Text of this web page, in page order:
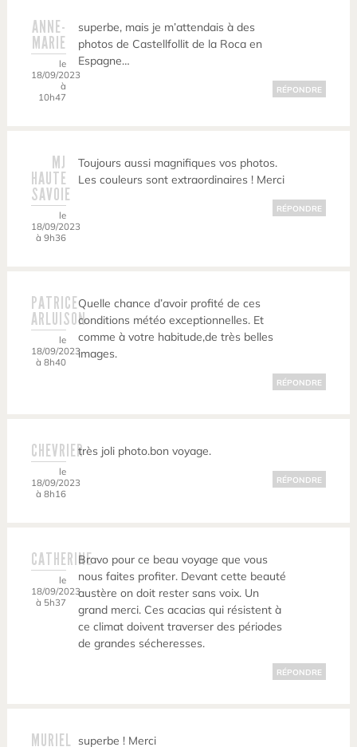
ANNE-
MARIE
le
18/09/2023
à
10h47
superbe, mais je m’attendais à des
photos de Castellfollit de la Roca en
Espagne…
RÉPONDRE
MJ
HAUTE
SAVOIE
le
18/09/2023
à 9h36
Toujours aussi magnifiques vos photos.
Les couleurs sont extraordinaires ! Merci
RÉPONDRE
PATRICE
ARLUISON
le
18/09/2023
à 8h40
Quelle chance d’avoir profité de ces
conditions météo exceptionnelles. Et
comme à votre habitude,de très belles
images.
RÉPONDRE
CHEVRIER
le
18/09/2023
à 8h16
très joli photo.bon voyage.
RÉPONDRE
CATHERINE
le
18/09/2023
à 5h37
Bravo pour ce beau voyage que vous
nous faites profiter. Devant cette beauté
austère on doit rester sans voix. Un
grand merci. Ces acacias qui résistent à
ce climat doivent traverser des périodes
de grandes sécheresses.
RÉPONDRE
MURIEL superbe ! Merci